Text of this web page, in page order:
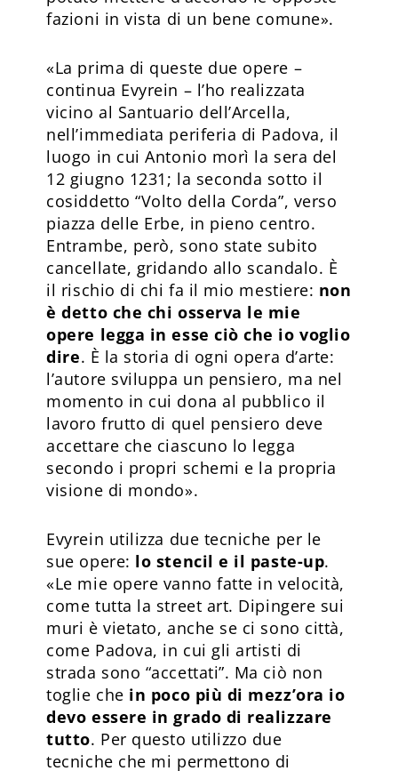
fazioni in vista di un bene comune».
«La prima di queste due opere –
continua Evyrein – l’ho realizzata
vicino al Santuario dell’Arcella,
nell’immediata periferia di Padova, il
luogo in cui Antonio morì la sera del
12 giugno 1231; la seconda sotto il
cosiddetto “Volto della Corda”, verso
piazza delle Erbe, in pieno centro.
Entrambe, però, sono state subito
cancellate, gridando allo scandalo. È
il rischio di chi fa il mio mestiere: non
è detto che chi osserva le mie
opere legga in esse ciò che io voglio
dire. È la storia di ogni opera d’arte:
l’autore sviluppa un pensiero, ma nel
momento in cui dona al pubblico il
lavoro frutto di quel pensiero deve
accettare che ciascuno lo legga
secondo i propri schemi e la propria
visione di mondo».
Evyrein utilizza due tecniche per le
sue opere: lo stencil e il paste-up.
«Le mie opere vanno fatte in velocità,
come tutta la street art. Dipingere sui
muri è vietato, anche se ci sono città,
come Padova, in cui gli artisti di
strada sono “accettati”. Ma ciò non
toglie che in poco più di mezz’ora io
devo essere in grado di realizzare
tutto. Per questo utilizzo due
tecniche che mi permettono di